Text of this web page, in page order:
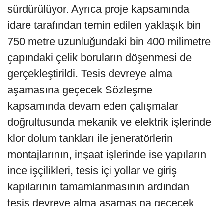
sürdürülüyor. Ayrıca proje kapsamında
idare tarafından temin edilen yaklaşık bin
750 metre uzunluğundaki bin 400 milimetre
çapındaki çelik boruların döşenmesi de
gerçekleştirildi. Tesis devreye alma
aşamasına geçecek Sözleşme
kapsamında devam eden çalışmalar
doğrultusunda mekanik ve elektrik işlerinde
klor dolum tankları ile jeneratörlerin
montajlarının, inşaat işlerinde ise yapıların
ince işçilikleri, tesis içi yollar ve giriş
kapılarının tamamlanmasının ardından
tesis devreye alma aşamasına geçecek.